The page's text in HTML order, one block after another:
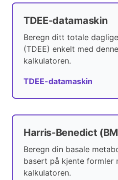
TDEE-datamaskin
Beregn ditt totale
(TDEE) enkelt med
kalkulatoren.
TDEE-datamaskin
Harris-Benedict
Beregn din basale
basert på kjente formler
kalkulatoren.